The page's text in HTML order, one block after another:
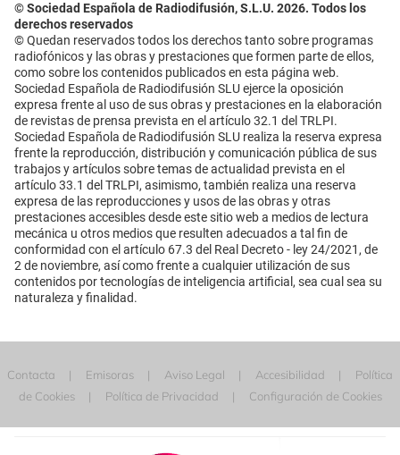
© Sociedad Española de Radiodifusión, S.L.U. 2026. Todos los
derechos reservados
© Quedan reservados todos los derechos tanto sobre programas
radiofónicos y las obras y prestaciones que formen parte de ellos,
como sobre los contenidos publicados en esta página web.
Sociedad Española de Radiodifusión SLU ejerce la oposición
expresa frente al uso de sus obras y prestaciones en la elaboración
de revistas de prensa prevista en el artículo 32.1 del TRLPI.
Sociedad Española de Radiodifusión SLU realiza la reserva expresa
frente la reproducción, distribución y comunicación pública de sus
trabajos y artículos sobre temas de actualidad prevista en el
artículo 33.1 del TRLPI, asimismo, también realiza una reserva
expresa de las reproducciones y usos de las obras y otras
prestaciones accesibles desde este sitio web a medios de lectura
mecánica u otros medios que resulten adecuados a tal fin de
conformidad con el artículo 67.3 del Real Decreto - ley 24/2021, de
2 de noviembre, así como frente a cualquier utilización de sus
contenidos por tecnologías de inteligencia artificial, sea cual sea su
naturaleza y finalidad.
Contacta Emisoras Aviso Legal Accesibilidad
Política
de Cookies
Política de Privacidad Configuración de Cookies